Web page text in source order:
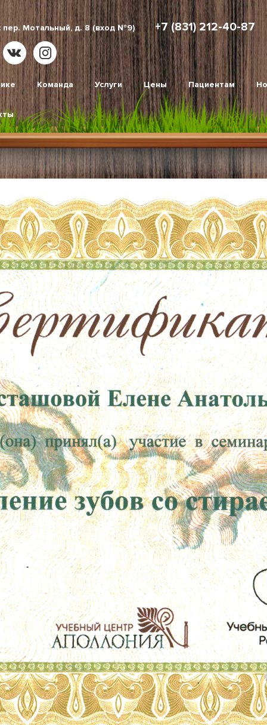
пер. Мотальный, д. 8 (вход №9) +7 (831) 212-40-87
Команда Услуги Цены Пациентам